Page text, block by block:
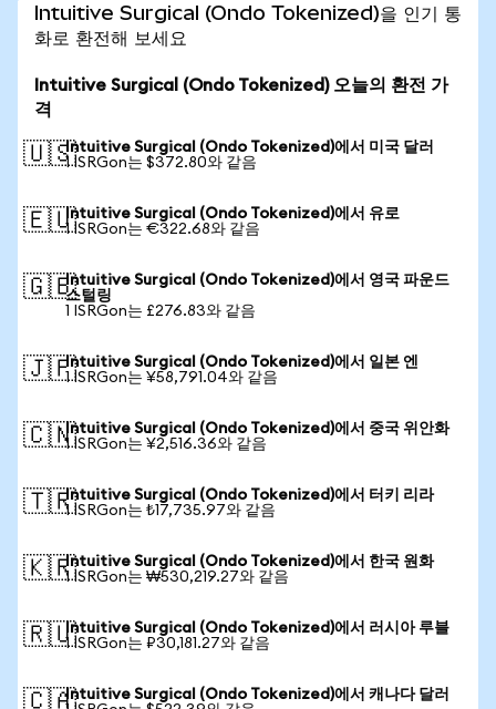
Intuitive Surgical (Ondo Tokenized)을 인기 통
화로 환전해 보세요
Intuitive Surgical (Ondo Tokenized) 오늘의 환전 가
격
🇺🇸Intuitive Surgical (Ondo Tokenized)에서 미국 달러
1 ISRGon는 $372.80와 같음
🇪🇺Intuitive Surgical (Ondo Tokenized)에서 유로
1 ISRGon는 €322.68와 같음
🇬🇧Intuitive Surgical (Ondo Tokenized)에서 영국 파운드
스털링
1 ISRGon는 £276.83와 같음
🇯🇵Intuitive Surgical (Ondo Tokenized)에서 일본 엔
1 ISRGon는 ¥58,791.04와 같음
🇨🇳Intuitive Surgical (Ondo Tokenized)에서 중국 위안화
1 ISRGon는 ¥2,516.36와 같음
🇹🇷Intuitive Surgical (Ondo Tokenized)에서 터키 리라
1 ISRGon는 ₺17,735.97와 같음
🇰🇷Intuitive Surgical (Ondo Tokenized)에서 한국 원화
1 ISRGon는 ₩530,219.27와 같음
🇷🇺Intuitive Surgical (Ondo Tokenized)에서 러시아 루블
1 ISRGon는 ₽30,181.27와 같음
🇨🇦Intuitive Surgical (Ondo Tokenized)에서 캐나다 달러